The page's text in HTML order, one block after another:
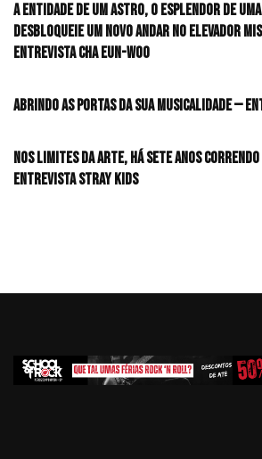
A entidade de um astro, o esplendor de
desbloqueie um novo andar no elevador
Entrevista CHA EUN-WOO
Abrindo as portas da sua musicalidade —
Nos limites da arte, há sete anos correndo
Entrevista Stray Kids